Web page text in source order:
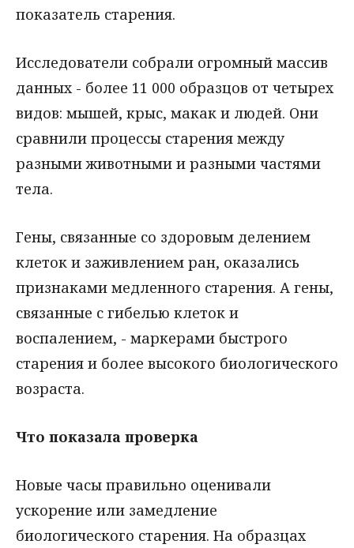
показатель старения.
Исследователи собрали огромный массив
данных - более 11 000 образцов от четырех
видов: мышей, крыс, макак и людей. Они
сравнили процессы старения между
разными животными и разными частями
тела.
Гены, связанные со здоровым делением
клеток и заживлением ран, оказались
признаками медленного старения. А гены,
связанные с гибелью клеток и
воспалением, - маркерами быстрого
старения и более высокого биологического
возраста.
Что показала проверка
Новые часы правильно оценивали
ускорение или замедление
биологического старения. На образцах